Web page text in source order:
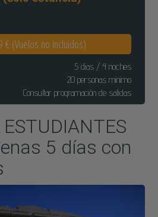
€ (Vuelos no incluidos)
5 dias / 4 noches
20 personas minimo
Consultar programación de salidas
5 días con